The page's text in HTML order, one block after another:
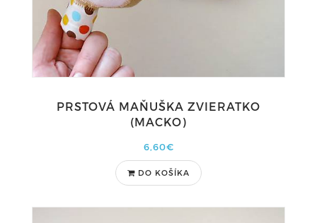
PRSTOVÁ MAŇUŠKA ZVIERATKO
(MACKO)
6,60€
DO KOŠÍKA